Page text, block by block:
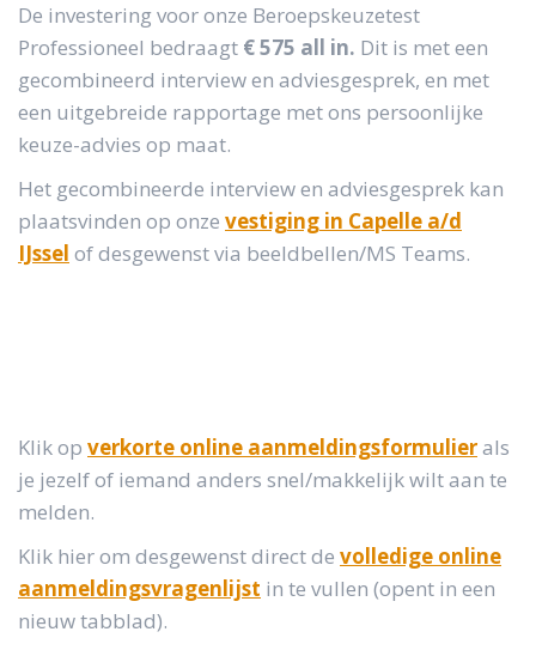
De investering voor onze Beroepskeuzetest
Professioneel bedraagt € 575 all in. Dit is met een
gecombineerd interview en adviesgesprek, en met
een uitgebreide rapportage met ons persoonlijke
keuze-advies op maat.
Het gecombineerde interview en adviesgesprek kan
plaatsvinden op onze vestiging in Capelle a/d
IJssel of desgewenst via beeldbellen/MS Teams.
Klik op verkorte online aanmeldingsformulierals
je jezelf of iemand anders snel/makkelijk wilt aan te
melden.
Klik hier om desgewenst direct de volledige online
aanmeldingsvragenlijst in te vullen (opent in een
nieuw tabblad).